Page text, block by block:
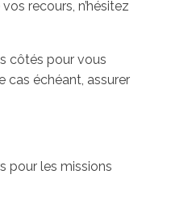
recours, n’hésitez
côtés pour vous
cas échéant, assurer
pour les missions